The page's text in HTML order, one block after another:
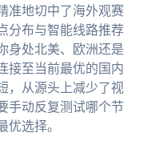
准地切中了海外观赛
分布与智能线路推荐
身处北美、欧洲还是
接至当前最优的国内
，从源头上减少了视
手动反复测试哪个节
优选择。